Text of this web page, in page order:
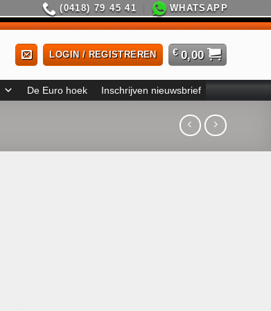
(0418) 79 45 41 WHATSAPP
LOGIN / REGISTREREN € 0,00
De Euro hoek Inschrijven nieuwsbrief